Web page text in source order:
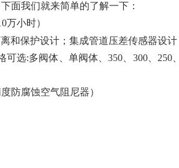
面我们就来简单的了解一下：
万小时）
保护设计；集成管道压差传感器设计
可选:多阀体、单阀体、350 300、 250、
防腐蚀空气阻尼器）